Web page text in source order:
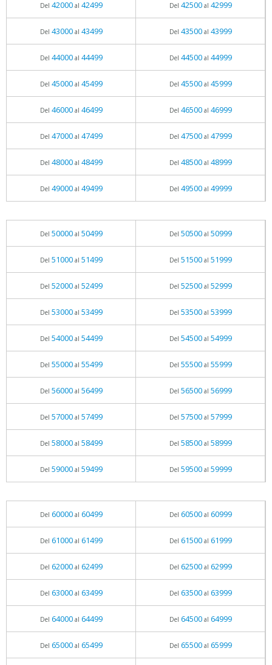
Del 42000al 42499 Del 42500al 42999
Del 43000al 43499 Del 43500al 43999
Del 44000al 44499 Del 44500al 44999
Del 45000al 45499 Del 45500al 45999
Del 46000al 46499 Del 46500al 46999
Del 47000al 47499 Del 47500al 47999
Del 48000al 48499 Del 48500al 48999
Del 49000al 49499 Del 49500al 49999
Del 50000al 50499 Del 50500al 50999
Del 51000al 51499 Del 51500al 51999
Del 52000al 52499 Del 52500al 52999
Del 53000al 53499 Del 53500al 53999
Del 54000al 54499 Del 54500al 54999
Del 55000al 55499 Del 55500al 55999
Del 56000al 56499 Del 56500al 56999
Del 57000al 57499 Del 57500al 57999
Del 58000al 58499 Del 58500al 58999
Del 59000al 59499 Del 59500al 59999
Del 60000al 60499 Del 60500al 60999
Del 61000al 61499 Del 61500al 61999
Del 62000al 62499 Del 62500al 62999
Del 63000al 63499 Del 63500al 63999
Del 64000al 64499 Del 64500al 64999
Del 65000al 65499 Del 65500al 65999